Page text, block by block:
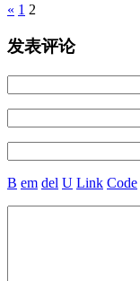
Pages
« 1 2
发表评论
B em del U Link Code